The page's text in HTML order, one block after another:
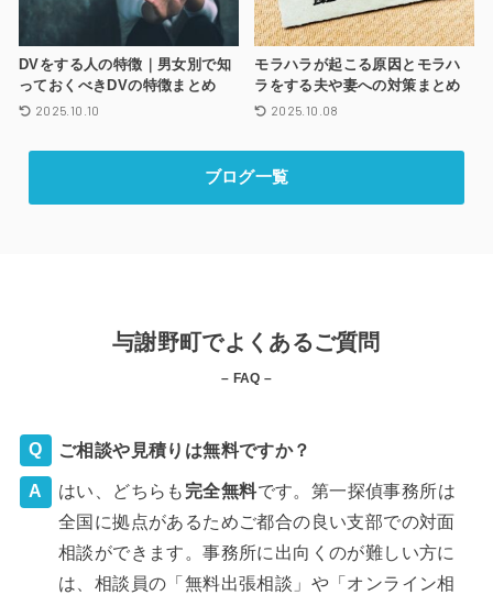
DVをする人の特徴｜男女別で知
っておくべきDVの特徴まとめ
2025.10.10
モラハラが起こる原因とモラハ
ラをする夫や妻への対策まとめ
2025.10.08
ブログ一覧
与謝野町でよくあるご質問
– FAQ –
ご相談や見積りは無料ですか？
はい、どちらも 完全無料です。第一探偵事務所は
全国に拠点があるためご都合の良い支部での対面
相談ができます。事務所に出向くのが難しい方に
は、相談員の「無料出張相談」や「オンライン相